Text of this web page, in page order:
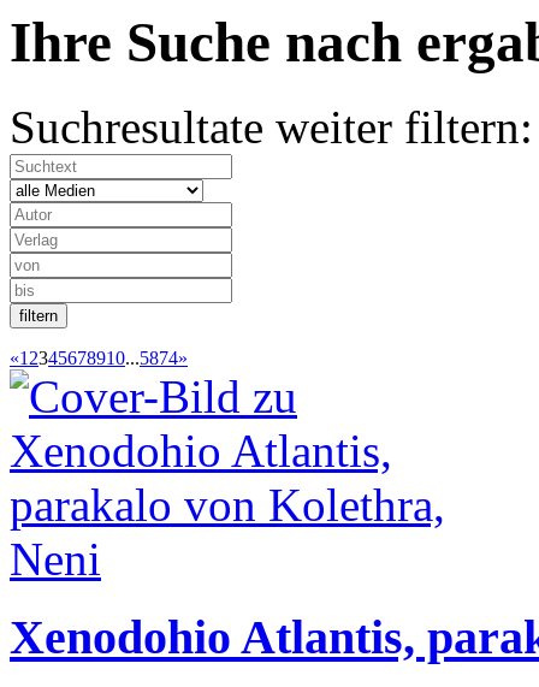
Ihre Suche nach
Suchresultate weiter filtern:
«12345678910...5874»
Xenodohio Atlantis,